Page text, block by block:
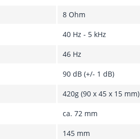
8 Ohm
40 Hz - 5 kHz
46 Hz
90 dB (+/- 1 dB)
420g (90 x 45 x 15 mm)
ca. 72 mm
145 mm